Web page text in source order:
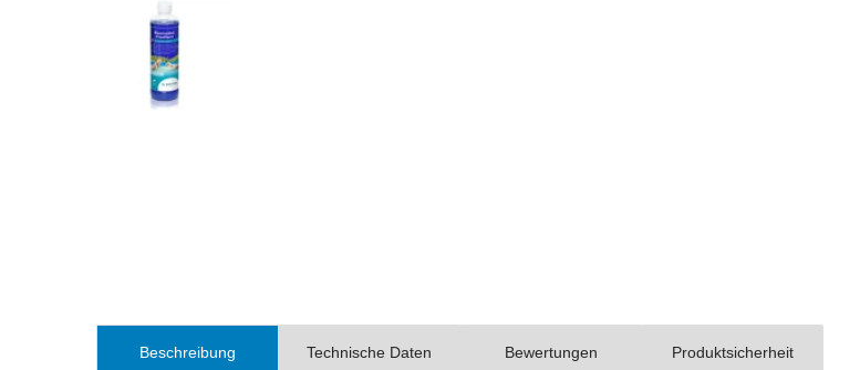
Beschreibung Technische Daten Bewertungen Produktsicherheit